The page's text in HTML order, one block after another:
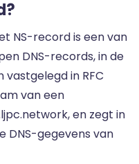
NS-record is een van
DNS-records, in de
in RFC
van een
en zegt in
DNS-gegevens van